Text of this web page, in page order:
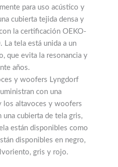
para uso acústico y
cubierta tejida densa y
la certificación OEKO-
La tela está unida a un
que evita la resonancia y
años.
y woofers Lyngdorf
con una
los altavoces y woofers
cubierta de tela gris,
están disponibles como
disponibles en negro,
gris y rojo.